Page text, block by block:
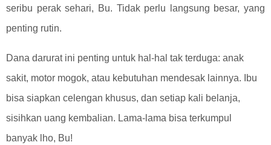
seribu perak sehari, Bu. Tidak perlu langsung besar, yang
penting rutin.
Dana darurat ini penting untuk hal-hal tak terduga: anak
sakit, motor mogok, atau kebutuhan mendesak lainnya. Ibu
bisa siapkan celengan khusus, dan setiap kali belanja,
sisihkan uang kembalian. Lama-lama bisa terkumpul
banyak lho, Bu!